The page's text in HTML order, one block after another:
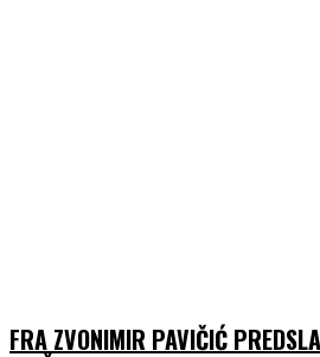
FRA ZVONIMIR PAVIČIĆ